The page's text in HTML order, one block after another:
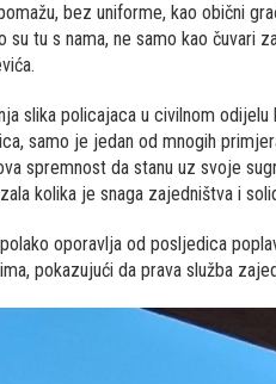
bez uniforme, kao obični
su tu s nama, ne samo kao čuvari
slika policajaca u civilnom
samo je jedan od mnogih
spremnost da stanu uz svoje
kolika je snaga zajedništva i
oporavlja od posljedica
pokazujući da prava služba